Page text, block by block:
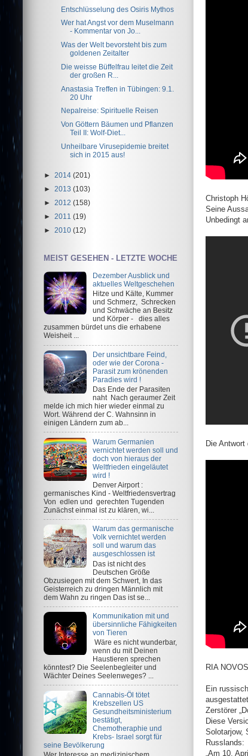
Christoph
Seine
Unbedingt
Die Antwort
RIA
Ein
Zerstörer
Diese
Solotarjow,
Russlands:
„Am 10.
Entschlüsselung des Osiris Mythos
Wer hat Angst vor dem Muselmann
- Kommentar von Jo...
Was der Welt bevorsteht bis zum
goldenen Zeitalter
Die weisse Büffelfrau leitet die Zeit
der großen R...
Anastasia Treffen in Tübingen: 9.1.
20 Uhr
Nepalreise: Spirituelle Reisen
Von Göttern Bäumen und Pflanzen
Teil II: Wolf-Diet...
Unheilbare Virusepidemie breitet
sich in 2015 aus!
► 2014 (201)
► 2013 (103)
► 2012 (158)
► 2011 (19)
► 2010 (12)
MEIST GESEHEN - LETZTE WOCHE
Dezember Ausblick und
aktuelles Weltgeschehen
Hitze und Kälte, Kummer
und Schmerz, Schrecken
und Schwäche an Besitz
und Körper - dies alles
zusammen bürdet uns die erhabene
Weisheit ...
Der unsichtbare Feind,
oder wie der Corona -
Parasit zum krönenden
Paradies wird !
Das Ende der Parasiten
naht Nach geraumer Zeit
melde ich mich hier wieder einmal zu
Wort. Während der C. Wahnsinn in
einigen Ländern zum ab...
Warum Germanien
vernichtet werden soll und
doch von hieraus der
Weltfrieden eingeläutet
wird !
Denver Airport :
germanisches Kind - Weltfriedensvertrag
Von edlen und gerechten Tugenden
Zunächst einmal ist zu klären, wi...
Warum das germanische
Volk vernichtet werden
soll und warum das
ausgeschlossen ist
Das ist nicht des
Deutschen Größe
Obzusiegen mit dem Schwert, In das
Geisterreich zu dringen Männlich mit
dem Wahn zu ringen Das ist se...
Kommunikation mit und
übersinnliche Fähigkeiten
von Tieren
Wäre es nicht wunderbar,
wenn du mit Deinen
Haustieren sprechen
könntest? Die Seelenbegleiter und
Wächter Deines Seelenweges? ...
Cannabis-Öl tötet
Krebszellen US
Gesundheitsministerium
bestätigt,
Chemotheraphie und
Krebs- Israel sorgt für
seine Bevölkerung